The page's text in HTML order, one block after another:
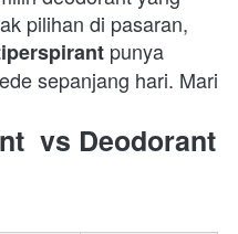
pilihan di pasaran,
punya
sepanjang hari. Mari
vs Deodorant